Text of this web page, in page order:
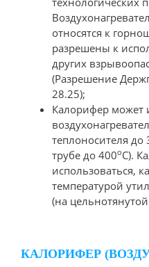
относятся к
разрешены к
других
(Разрешение
28.25);
Калорифер может
теплоносителя до
трубе до 400оС).
использоваться,
температурой
(на
КАЛОРИФЕР